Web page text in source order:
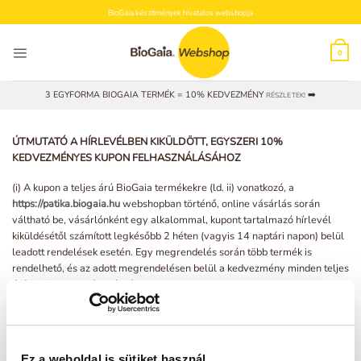
to
BioGaia készítmények hivatalos webshopja
0
3 EGYFORMA BIOGAIA TERMÉK = 10% KEDVEZMÉNYRÉSZLETEK! ➡️
ÚTMUTATÓ A HÍRLEVÉLBEN KIKÜLDÖTT, EGYSZERI 10%
KEDVEZMÉNYES KUPON FELHASZNÁLÁSÁHOZ
(i) A kupon a teljes árú BioGaia termékekre (ld. ii) vonatkozó, a
https://patika.biogaia.huwebshopban történő, online vásárlás során
váltható be, vásárlónként egy alkalommal, kupont tartalmazó hírlevél
kiküldésétől számított legkésőbb 2 héten (vagyis 14 naptári napon) belül
leadott rendelések esetén. Egy megrendelés során több termék is
rendelhető, és az adott megrendelésen belül a kedvezmény minden teljes
árú BioGaia termékre érvényes.
(ii) A kupon részletesen az alábbi, teljes árú BioGaia termékek vásárlása
esetén érvényesíthető: